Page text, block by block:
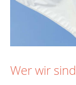
Wer wir sind